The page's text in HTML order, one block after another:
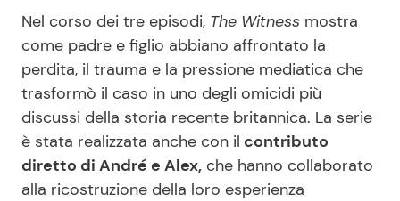
Nel corso dei tre episodi, The Witness mostra
come padre e figlio abbiano affrontato la
perdita, il trauma e la pressione mediatica che
trasformò il caso in uno degli omicidi più
discussi della storia recente britannica. La serie
è stata realizzata anche con il contributo
diretto di André e Alex, che hanno collaborato
alla ricostruzione della loro esperienza